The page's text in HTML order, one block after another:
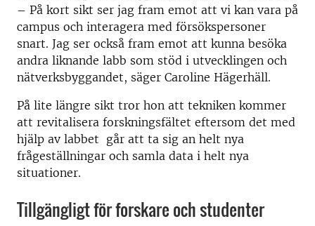
– På kort sikt ser jag fram emot att vi kan vara på
campus och interagera med försökspersoner
snart. Jag ser också fram emot att kunna besöka
andra liknande labb som stöd i utvecklingen och
nätverksbyggandet, säger Caroline Hägerhäll.
På lite längre sikt tror hon att tekniken kommer
att revitalisera forskningsfältet eftersom det med
hjälp av labbet går att ta sig an helt nya
frågeställningar och samla data i helt nya
situationer.
Tillgängligt för forskare och studenter